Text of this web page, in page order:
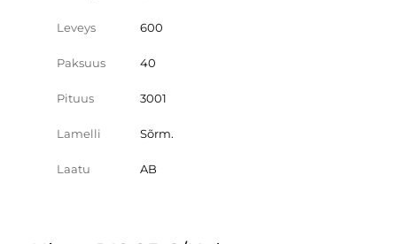
Leveys 600
Paksuus 40
Pituus 3001
Lamelli Sõrm.
Laatu AB